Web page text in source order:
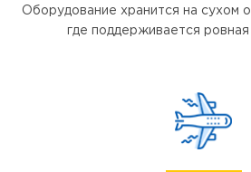
Оборудование хранится на сухом
где поддерживается ровная